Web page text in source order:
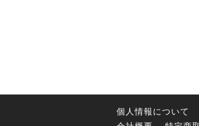
個人情報について